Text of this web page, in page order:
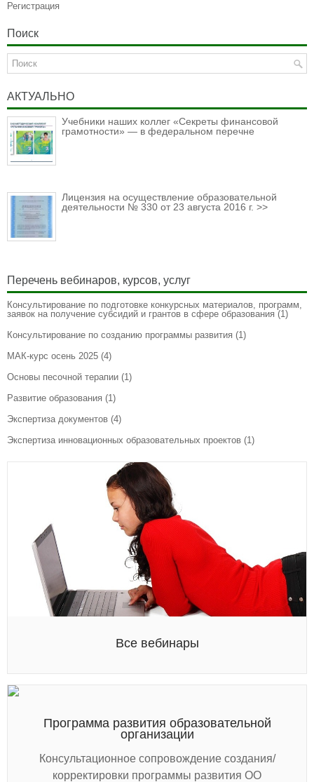
Регистрация
Поиск
АКТУАЛЬНО
Учебники наших коллег «Секреты финансовой
грамотности» — в федеральном перечне
Лицензия на осуществление образовательной
деятельности № 330 от 23 августа 2016 г. >>
Перечень вебинаров, курсов, услуг
Консультирование по подготовке конкурсных материалов, программ,
заявок на получение субсидий и грантов в сфере образования (1)
Консультирование по созданию программы развития (1)
МАК-курс осень 2025 (4)
Основы песочной терапии (1)
Развитие образования (1)
Экспертиза документов (4)
Экспертиза инновационных образовательных проектов (1)
Все вебинары
Программа развития образовательной
организации
Консультационное сопровождение создания/
корректировки программы развития ОО